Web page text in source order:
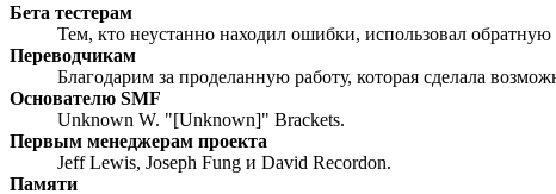
Бета тестерам
Тем, кто неустанно находил ошибки, использовал обратную
Переводчикам
Благодарим за проделанную работу, которая сделала
Основателю SMF
Unknown W. "[Unknown]" Brackets.
Первым менеджерам проекта
Jeff Lewis, Joseph Fung и David Recordon.
Памяти